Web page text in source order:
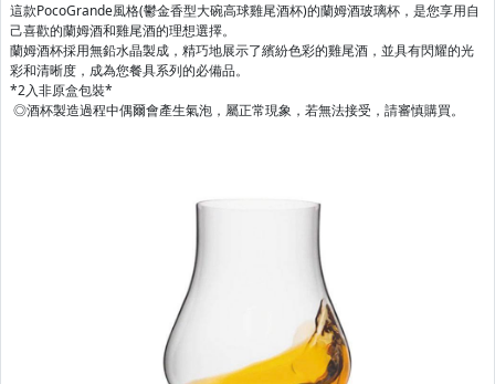
這款PocoGrande風格(鬱金香型大碗高球雞尾酒杯)的蘭姆酒玻璃杯，是您享用自
己喜歡的蘭姆酒和雞尾酒的理想選擇。
蘭姆酒杯採用無鉛水晶製成，精巧地展示了繽紛色彩的雞尾酒，並具有閃耀的光
彩和清晰度，成為您餐具系列的必備品。
*2入非原盒包裝*
◎酒杯製造過程中偶爾會產生氣泡，屬正常現象，若無法接受，請審慎購買。